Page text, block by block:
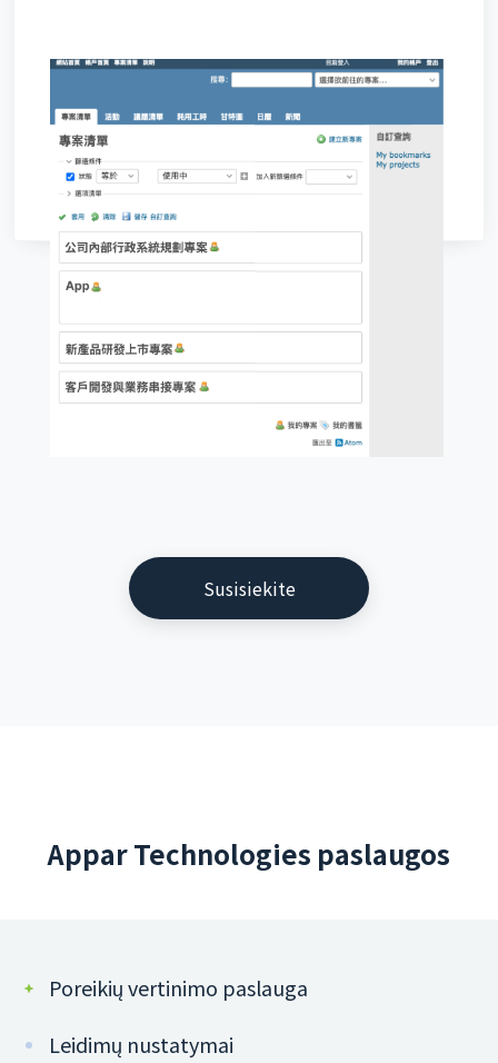
Susisiekite
Appar Technologies paslaugos
Poreikių vertinimo paslauga
Leidimų nustatymai